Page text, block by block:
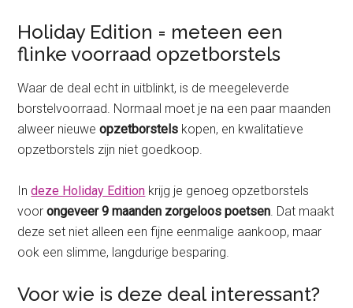
Holiday Edition = meteen een
flinke voorraad opzetborstels
Waar de deal echt in uitblinkt, is de meegeleverde
borstelvoorraad. Normaal moet je na een paar maanden
alweer nieuweopzetborstels kopen, en kwalitatieve
opzetborstels zijn niet goedkoop.
Indeze Holiday Edition krijg je genoeg opzetborstels
voorongeveer 9 maanden zorgeloos poetsen. Dat maakt
deze set niet alleen een fijne eenmalige aankoop, maar
ook een slimme, langdurige besparing.
Voor wie is deze deal interessant?